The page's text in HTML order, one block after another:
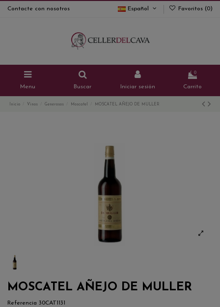
Contacte con nosotros Español Favoritos (0)
Menu Buscar Iniciar sesión
0
Carrito
Inicio Vinos Generosos Moscatel MOSCATEL AÑEJO DE MULLER
MOSCATEL AÑEJO DE MULLER
Referencia 30CAT1131